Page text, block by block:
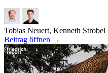
Tobias Neuert, Kenneth Strobel
Beitrag öffnen →